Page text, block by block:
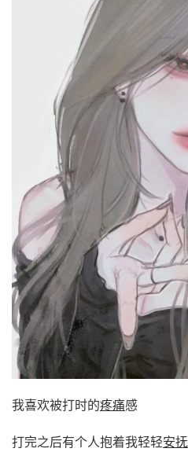
我喜欢被打时的疼痛感
打完之后有个人抱着我轻轻安抚